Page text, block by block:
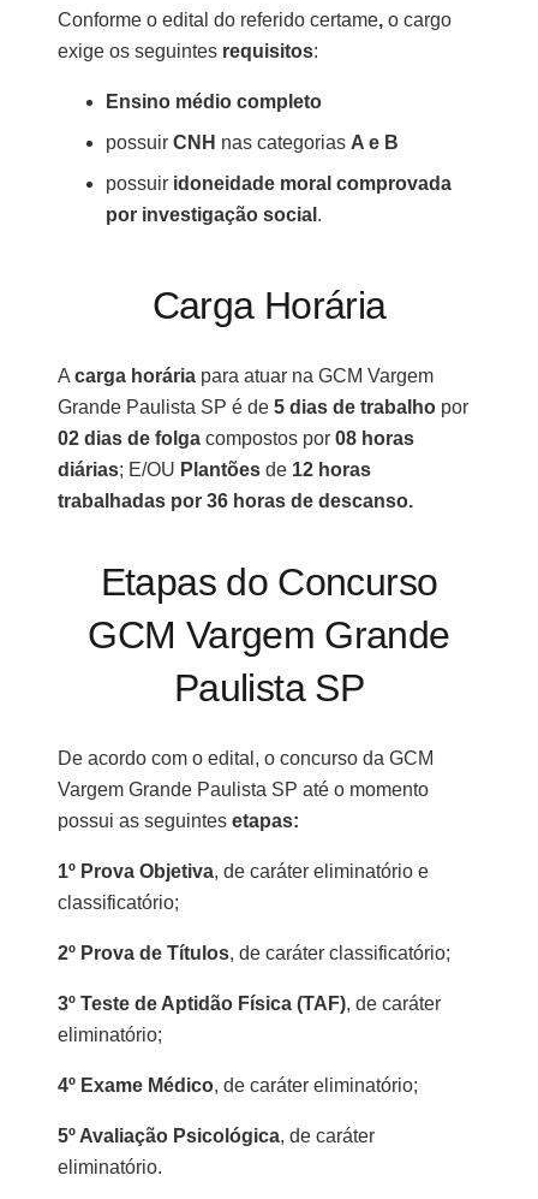
Conforme o edital do referido certame, o cargo
exige os seguintes requisitos:
Ensino médio completo
possuir CNH nas categorias A e B
possuir idoneidade moral comprovada
por investigação social .
Carga Horária
A carga horária para atuar na GCM Vargem
Grande Paulista SP é de 5 dias de trabalho por
02 dias de folga compostos por 08 horas
diárias; E/OU Plantões de 12 horas
trabalhadas por 36 horas de descanso.
Etapas do Concurso
GCM Vargem Grande
Paulista SP
De acordo com o edital, o concurso da GCM
Vargem Grande Paulista SP até o momento
possui as seguintes etapas:
1º Prova Objetiva, de caráter eliminatório e
classificatório;
2º Prova de Títulos, de caráter classificatório;
3º Teste de Aptidão Física (TAF), de caráter
eliminatório;
4º Exame Médico, de caráter eliminatório;
5º Avaliação Psicológica, de caráter
eliminatório.